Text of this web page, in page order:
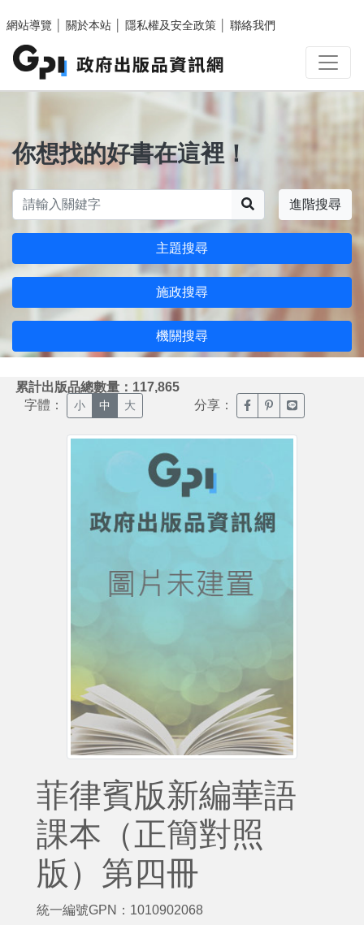
網站導覽
關於本站 隱私權及安全政策 聯絡我們
你想找的好書在這裡！
進階搜尋
主題搜尋
施政搜尋
機關搜尋
累計出版品總數量：117,865
字體： 小 中 大 分享： 臉書分享(另開新視窗)
噗浪分享(另開新
Line分享(另
菲律賓版新編華語
課本（正簡對照
版）第四冊
統一編號GPN：1010902068